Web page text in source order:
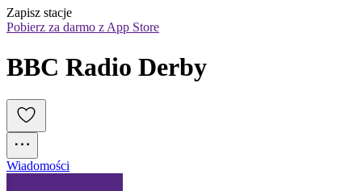
Zapisz stacje
Pobierz za darmo z App Store
BBC Radio Derby
Wiadomości